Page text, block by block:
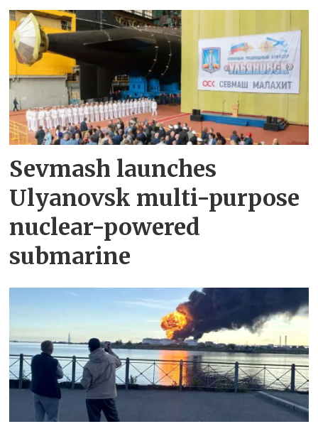
Sevmash launches
Ulyanovsk multi-purpose
nuclear-powered
submarine